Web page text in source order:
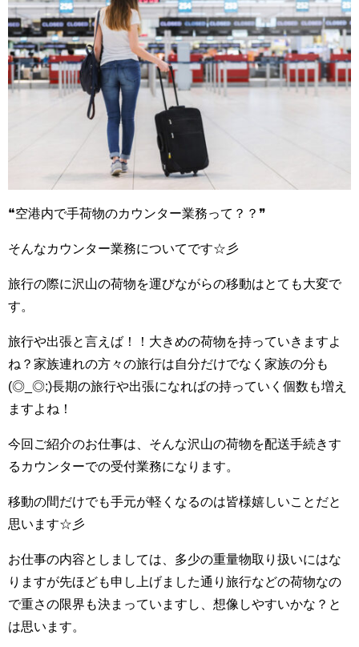
❝空港内で手荷物のカウンター業務って？？❞
そんなカウンター業務についてです☆彡
旅行の際に沢山の荷物を運びながらの移動はとても大変で
す。
旅行や出張と言えば！！大きめの荷物を持っていきますよ
ね？家族連れの方々の旅行は自分だけでなく家族の分も
(◎_◎;)長期の旅行や出張になればの持っていく個数も増え
ますよね！
今回ご紹介のお仕事は、そんな沢山の荷物を配送手続きす
るカウンターでの受付業務になります。
移動の間だけでも手元が軽くなるのは皆様嬉しいことだと
思います☆彡
お仕事の内容としましては、多少の重量物取り扱いにはな
りますが先ほども申し上げました通り旅行などの荷物なの
で重さの限界も決まっていますし、想像しやすいかな？と
は思います。